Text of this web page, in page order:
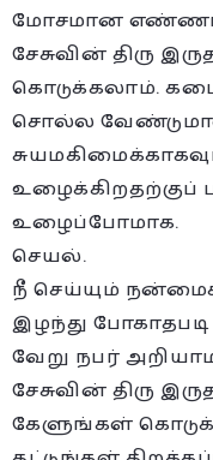
மோசமான
சேசுவின் திரு
கொடுக்கலாம்.
சொல்ல
உழைக்கிறதற்குப்
உழைப்போமாக.
செயல்.
நீ செய்யும்
இழந்து
வேறு நபர்
சேசுவின் திரு
கேளுங்கள்